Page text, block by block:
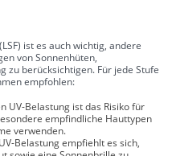
ist es auch wichtig, andere
von Sonnenhüten,
zu berücksichtigen. Für jede Stufe
empfohlen:
UV-Belastung ist das Risiko für
empfindliche Hauttypen
verwenden.
Belastung empfiehlt es sich,